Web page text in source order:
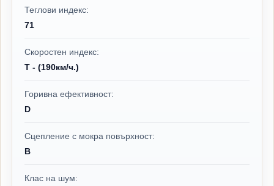
Теглови индекс:
71
Скоростен индекс:
T - (190км/ч.)
Горивна ефективност:
D
Сцепление с мокра повърхност:
B
Клас на шум: